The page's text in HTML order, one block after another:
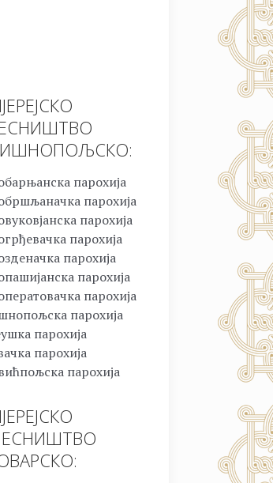
парохија
парохија
парохија
парохија
парохија
парохија
парохија
парохија
парохија
парохија
парохија